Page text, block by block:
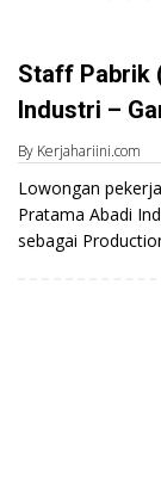
Staff Pabrik
Industri –
By Kerjahariini.com
Lowongan
Pratama Abadi
sebagai